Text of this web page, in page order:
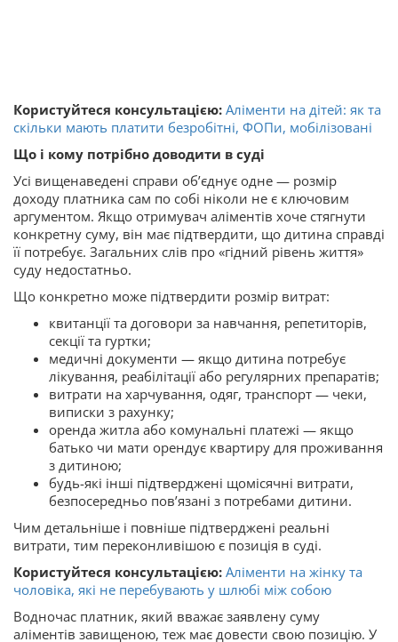
Користуйтеся консультацією: Аліменти на дітей: як та
скільки мають платити безробітні, ФОПи, мобілізовані
Що і кому потрібно доводити в суді
Усі вищенаведені справи об’єднує одне — розмір
доходу платника сам по собі ніколи не є ключовим
аргументом. Якщо отримувач аліментів хоче стягнути
конкретну суму, він має підтвердити, що дитина справді
її потребує. Загальних слів про «гідний рівень життя»
суду недостатньо.
Що конкретно може підтвердити розмір витрат:
квитанції та договори за навчання, репетиторів,
секції та гуртки;
медичні документи — якщо дитина потребує
лікування, реабілітації або регулярних препаратів;
витрати на харчування, одяг, транспорт — чеки,
виписки з рахунку;
оренда житла або комунальні платежі — якщо
батько чи мати орендує квартиру для проживання
з дитиною;
будь-які інші підтверджені щомісячні витрати,
безпосередньо пов’язані з потребами дитини.
Чим детальніше і повніше підтверджені реальні
витрати, тим переконливішою є позиція в суді.
Користуйтеся консультацією: Аліменти на жінку та
чоловіка, які не перебувають у шлюбі між собою
Водночас платник, який вважає заявлену суму
аліментів завищеною, теж має довести свою позицію. У